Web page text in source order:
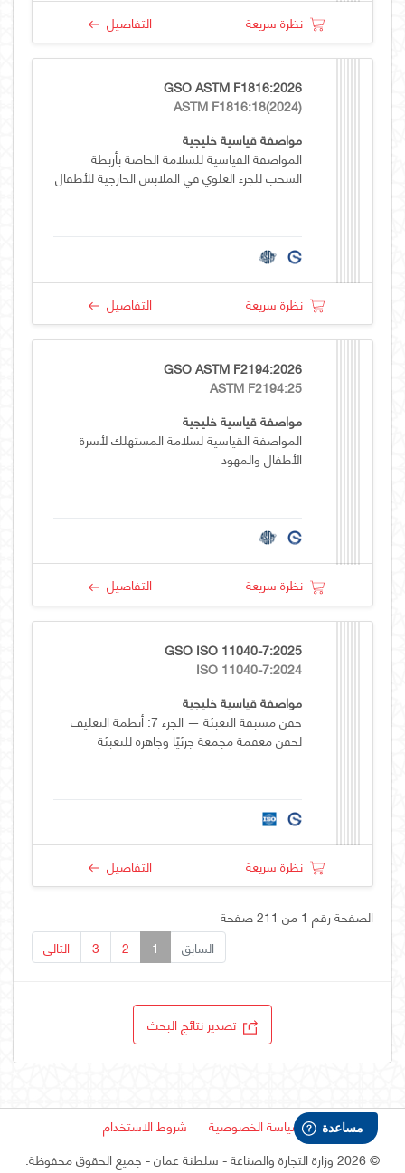
نظرة سريعة التفاصيل
GSO ASTM F1816:2026
ASTM F1816:18(2024)
مواصفة قياسية خليجية
المواصفة القياسية للسلامة الخاصة بأربطة
السحب للجزء العلوي في الملابس الخارجية للأطفال
نظرة سريعة التفاصيل
GSO ASTM F2194:2026
ASTM F2194:25
مواصفة قياسية خليجية
المواصفة القياسية لسلامة المستهلك لأسرة
الأطفال والمهود
نظرة سريعة التفاصيل
GSO ISO 11040-7:2025
ISO 11040-7:2024
مواصفة قياسية خليجية
حقن مسبقة التعبئة — الجزء 7: أنظمة التغليف
لحقن معقمة مجمعة جزئيًا وجاهزة للتعبئة
نظرة سريعة التفاصيل
الصفحة رقم 1 من 211 صفحة
السابق
1
2
3 التالي
تصدير نتائج البحث
سياسة الخصوصية
شروط الاستخدام
©2026 وزارة التجارة والصناعة - سلطنة عمان - جميع الحقوق محفوظة.